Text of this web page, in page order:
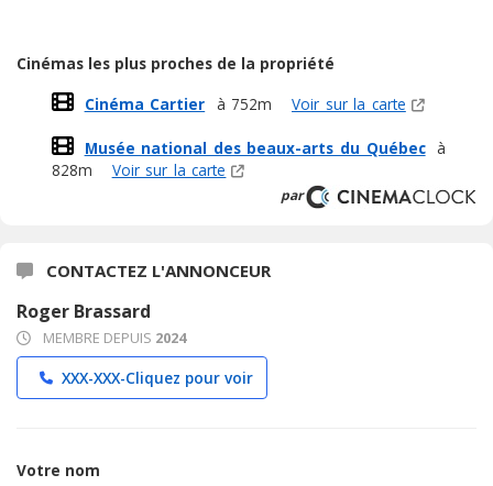
Cinémas les plus proches de la propriété
Cinéma Cartier à 752m Voir sur la carte
Musée national des beaux-arts du Québec à
828m
Voir sur la carte
par
CONTACTEZ L'ANNONCEUR
Roger Brassard
MEMBRE DEPUIS 2024
XXX-XXX-Cliquez pour voir
Votre nom